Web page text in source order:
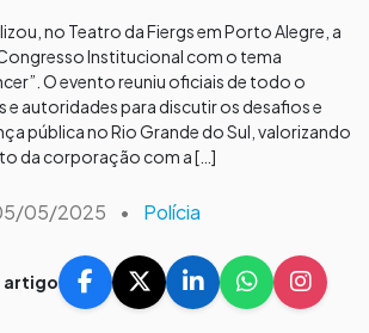
no Teatro da Fiergs em Porto Alegre, a
Institucional com o tema
O evento reuniu oficiais de todo o
autoridades para discutir os desafios e
pública no Rio Grande do Sul, valorizando
da corporação com a […]
05/2025 • Polícia
artigo